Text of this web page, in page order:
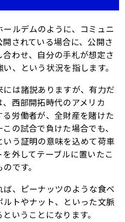
ルデムのように、コミュニ
されている場合に、公開さ
わせ、自分の手札が想定さ
、という状況を指します。
は諸説ありますが、有力だ
西部開拓時代のアメリカ
労働者が、全財産を賭けた
の試合で負けた場合でも、
う証明の意味を込めて荷車
外してテーブルに置いたこ
です。
、ピーナッツのような食べ
トやナット、といった文脈
いうことになります。